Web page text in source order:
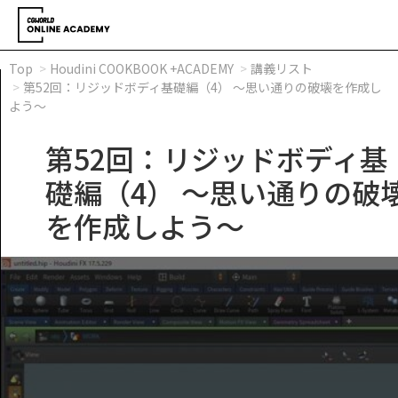
Top Houdini COOKBOOK +ACADEMY
講義リスト
第52回：リジッドボディ基礎編（4） ～思い通りの破壊を作成し
よう～
第52回：リジッドボディ基
礎編（4） ～思い通りの破
を作成しよう～